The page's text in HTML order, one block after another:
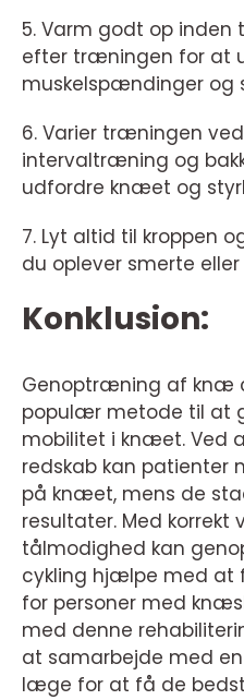
5. Varm godt op
efter træningen for at
muskelspændinger og
6. Varier træningen
intervaltræning og
udfordre knæet og
7. Lyt altid til kroppen
du oplever smerte
Konklusion:
Genoptræning af knæ
populær metode til at
mobilitet i knæet. Ved
redskab kan patienter
på knæet, mens de
resultater. Med korrekt
tålmodighed kan
cykling hjælpe med at
for personer med
med denne
at samarbejde med
læge for at få de